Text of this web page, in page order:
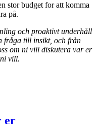
stor budget for att komma
på.
och proaktivt underhåll
fråga till insikt, och från
om ni vill diskutera var er
vill.
er